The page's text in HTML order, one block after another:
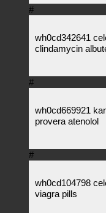
#
wh0cd342641
clindamycin
#
wh0cd669921
provera atenolol
#
wh0cd104798
viagra pills